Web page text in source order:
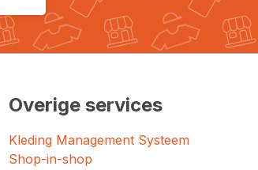
Overige services
Kleding Management Systeem
Shop-in-shop